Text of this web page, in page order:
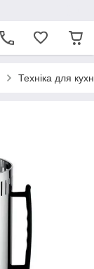
Техніка для